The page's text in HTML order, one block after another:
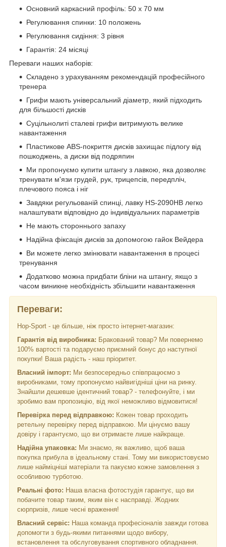
Основний каркасний профіль: 50 х 70 мм
Регулювання спинки: 10 положень
Регулювання сидіння: 3 рівня
Гарантія: 24 місяці
Переваги наших наборів:
Складено з урахуванням рекомендацій професійного
тренера
Грифи мають універсальний діаметр, який підходить
для більшості дисків
Суцільнолиті сталеві грифи витримують велике
навантаження
Пластикове ABS-покриття дисків захищає підлогу від
пошкоджень, а диски від подряпин
Ми пропонуємо купити штангу з лавкою, яка дозволяє
тренувати м'язи грудей, рук, трицепсів, передпліч,
плечового пояса і ніг
Завдяки регульованій спинці, лавку HS-2090HВ легко
налаштувати відповідно до індивідуальних параметрів
Не мають стороннього запаху
Надійна фіксація дисків за допомогою гайок Вейдера
Ви можете легко змінювати навантаження в процесі
тренування
Додатково можна придбати бліни на штангу, якщо з
часом виникне необхідність збільшити навантаження
Переваги:
Hop-Sport - це більше, ніж просто інтернет-магазин:
Гарантія від виробника: Бракований товар? Ми повернемо
100% вартості та подаруємо приємний бонус до наступної
покупки! Ваша радість - наш пріоритет.
Власний імпорт: Ми безпосередньо співпрацюємо з
виробниками, тому пропонуємо найвигідніші ціни на ринку.
Знайшли дешевше ідентичний товар? - телефонуйте, і ми
зробимо вам пропозицію, від якої неможливо відмовитися!
Перевірка перед відправкою: Кожен товар проходить
ретельну перевірку перед відправкою. Ми цінуємо вашу
довіру і гарантуємо, що ви отримаєте лише найкраще.
Надійна упаковка: Ми знаємо, як важливо, щоб ваша
покупка прибула в ідеальному стані. Тому ми використовуємо
лише найміцніші матеріали та пакуємо кожне замовлення з
особливою турботою.
Реальні фото: Наша власна фотостудія гарантує, що ви
побачите товар таким, яким він є насправді. Жодних
сюрпризів, лише чесні враження!
Власний сервіс: Наша команда професіоналів завжди готова
допомогти з будь-якими питаннями щодо вибору,
встановлення та обслуговування спортивного обладнання.